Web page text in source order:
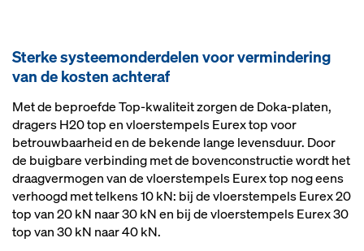
Sterke systeemonderdelen voor vermindering
van de kosten achteraf
Met de beproefde Top-kwaliteit zorgen de Doka-platen,
dragers H20 top en vloerstempels Eurex top voor
betrouwbaarheid en de bekende lange levensduur. Door
de buigbare verbinding met de bovenconstructie wordt het
draagvermogen van de vloerstempels Eurex top nog eens
verhoogd met telkens 10 kN: bij de vloerstempels Eurex 20
top van 20 kN naar 30 kN en bij de vloerstempels Eurex 30
top van 30 kN naar 40 kN.